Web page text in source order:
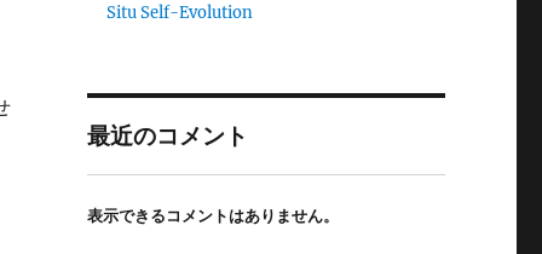
Situ Self-Evolution
最近のコメント
表示できるコメントはありません。